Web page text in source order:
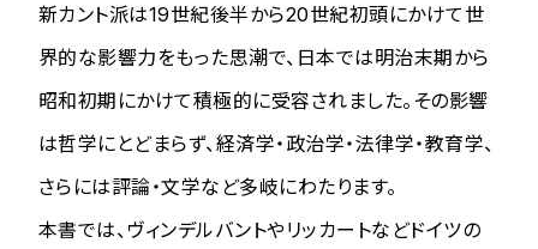
新カント派は19世紀後半から20世紀初頭にかけて世
界的な影響力をもった思潮で、日本では明治末期から
昭和初期にかけて積極的に受容されました。その影響
は哲学にとどまらず、経済学・政治学・法律学・教育学、
さらには評論・文学など多岐にわたります。
本書では、ヴィンデルバントやリッカートなどドイツの